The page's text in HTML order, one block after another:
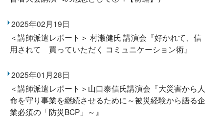
2025年02月19日
＜講師派遣レポート＞ 村瀬健氏 講演会『好かれて、信
用されて 買っていただく コミュニケーション術』
2025年01月28日
＜講師派遣レポート＞山口泰信氏講演会『大災害から人
命を守り事業を継続させるために～被災経験から語る企
業必須の「防災BCP」～』